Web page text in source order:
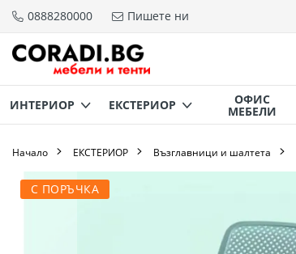
Прескачане
съдържанието
0888280000 Пишете ни
ИНТЕРИОР ЕКСТЕРИОР ОФИС
МЕБЕЛИ
Начало ЕКСТЕРИОР Възглавници и шалтета
С ПОРЪЧКА
Преминете
към